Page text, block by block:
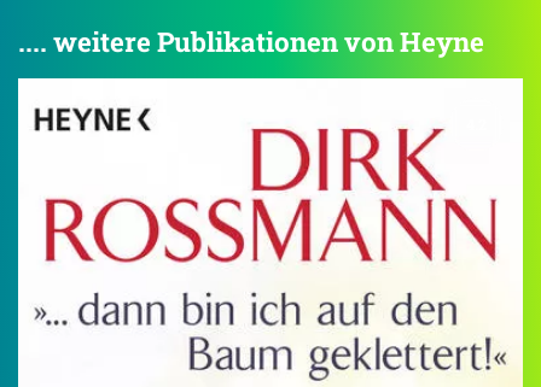
.... weitere Publikationen von Heyne